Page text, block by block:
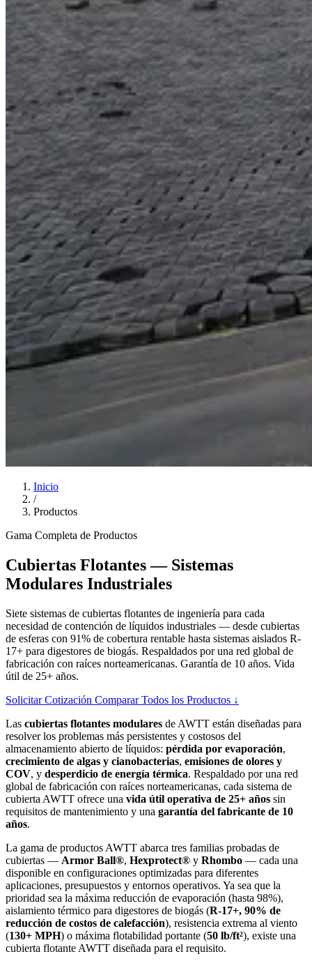
Inicio
/
Productos
Gama Completa de Productos
Cubiertas Flotantes — Sistemas
Modulares Industriales
Siete sistemas de cubiertas flotantes de ingeniería para cada
necesidad de contención de líquidos industriales — desde cubiertas
de esferas con 91% de cobertura rentable hasta sistemas aislados R-
17+ para digestores de biogás. Respaldados por una red global de
fabricación con raíces norteamericanas. Garantía de 10 años. Vida
útil de 25+ años.
Solicitar Cotización Comparar Todos los Productos ↓
Las cubiertas flotantes modulares de AWTT están diseñadas para
resolver los problemas más persistentes y costosos del
almacenamiento abierto de líquidos: pérdida por evaporación,
crecimiento de algas y cianobacterias, emisiones de olores y
COV, y desperdicio de energía térmica. Respaldado por una red
global de fabricación con raíces norteamericanas, cada sistema de
cubierta AWTT ofrece una vida útil operativa de 25+ años sin
requisitos de mantenimiento y una garantía del fabricante de 10
años.
La gama de productos AWTT abarca tres familias probadas de
cubiertas — Armor Ball®, Hexprotect® y Rhombo — cada una
disponible en configuraciones optimizadas para diferentes
aplicaciones, presupuestos y entornos operativos. Ya sea que la
prioridad sea la máxima reducción de evaporación (hasta 98%),
aislamiento térmico para digestores de biogás (R-17+, 90% de
reducción de costos de calefacción), resistencia extrema al viento
(130+ MPH) o máxima flotabilidad portante (50 lb/ft²), existe una
cubierta flotante AWTT diseñada para el requisito.